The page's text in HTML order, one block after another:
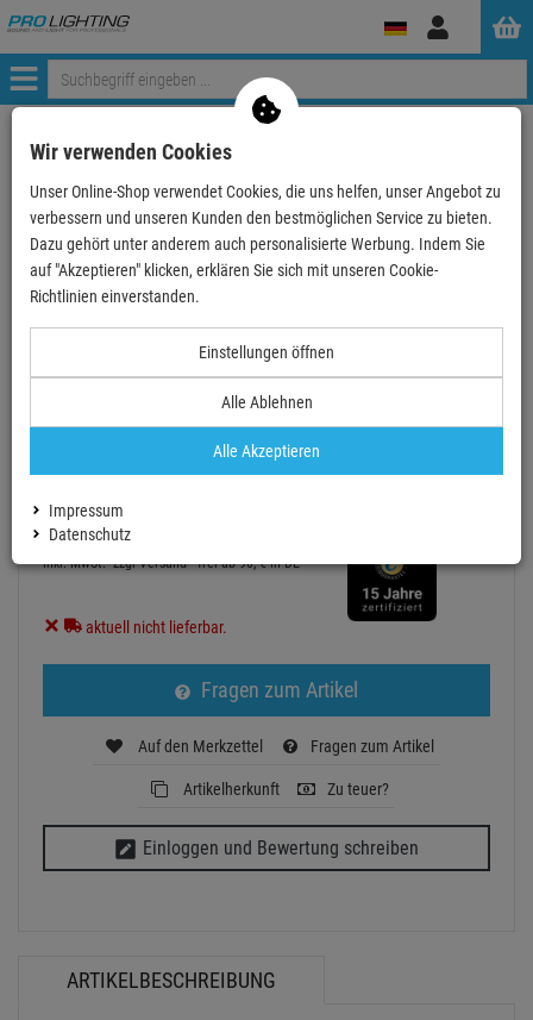
Anmelden
Menü
Weiter einkaufen ProLighting
TASKI go - Handlicher Staubsauger, Kompakter, lei…
TASKI go - Handlicher Staubsauger, Kompakter,
Artikel-Nummer:DIV7524184
Finanzierung ab8,27 EUR / Monat
UVP:155,35€2
00 €
Wir verwenden Cookies
Unser Online-Shop verwendet Cookies, die uns helfen, unser Angebot zu
verbessern und unseren Kunden den bestmöglichen Service zu bieten.
Dazu gehört unter anderem auch personalisierte Werbung. Indem Sie
auf "Akzeptieren" klicken, erklären Sie sich mit unseren Cookie-
Richtlinien einverstanden.
Einstellungen öffnen
Alle Ablehnen
Alle Akzeptieren
Impressum
Datenschutz